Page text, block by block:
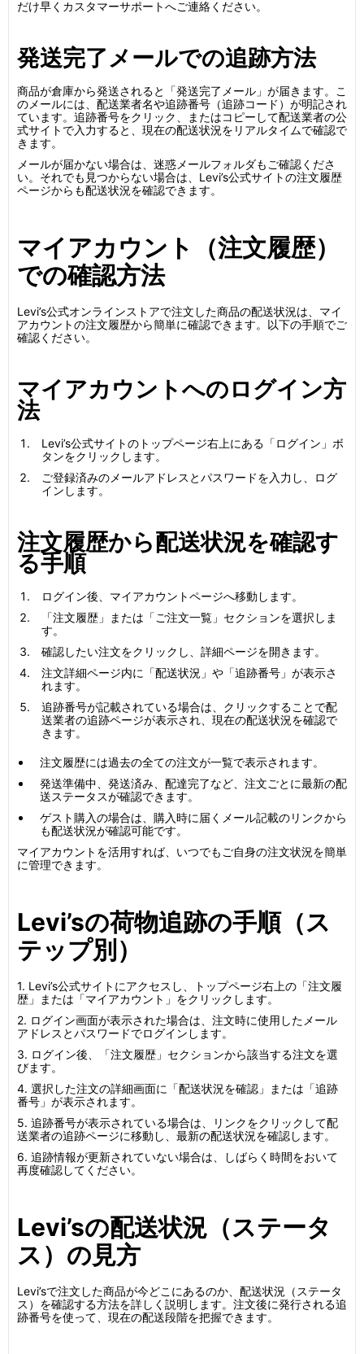
だけ早くカスタマーサポートへご連絡ください。
発送完了メールでの追跡方法
商品が倉庫から発送されると「発送完了メール」が届きます。こ
のメールには、配送業者名や追跡番号（追跡コード）が明記され
ています。追跡番号をクリック、またはコピーして配送業者の公
式サイトで入力すると、現在の配送状況をリアルタイムで確認で
きます。
メールが届かない場合は、迷惑メールフォルダもご確認くださ
い。それでも見つからない場合は、Levi’s公式サイトの注文履歴
ページからも配送状況を確認できます。
マイアカウント（注文履歴）
での確認方法
Levi’s公式オンラインストアで注文した商品の配送状況は、マイ
アカウントの注文履歴から簡単に確認できます。以下の手順でご
確認ください。
マイアカウントへのログイン方
法
Levi’s公式サイトのトップページ右上にある「ログイン」ボ
タンをクリックします。
ご登録済みのメールアドレスとパスワードを入力し、ログ
インします。
注文履歴から配送状況を確認す
る手順
ログイン後、マイアカウントページへ移動します。
「注文履歴」または「ご注文一覧」セクションを選択しま
す。
確認したい注文をクリックし、詳細ページを開きます。
注文詳細ページ内に「配送状況」や「追跡番号」が表示さ
れます。
追跡番号が記載されている場合は、クリックすることで配
送業者の追跡ページが表示され、現在の配送状況を確認で
きます。
注文履歴には過去の全ての注文が一覧で表示されます。
発送準備中、発送済み、配達完了など、注文ごとに最新の配
送ステータスが確認できます。
ゲスト購入の場合は、購入時に届くメール記載のリンクから
も配送状況が確認可能です。
マイアカウントを活用すれば、いつでもご自身の注文状況を簡単
に管理できます。
Levi’sの荷物追跡の手順（ス
テップ別）
1. Levi’s公式サイトにアクセスし、トップページ右上の「注文履
歴」または「マイアカウント」をクリックします。
2. ログイン画面が表示された場合は、注文時に使用したメール
アドレスとパスワードでログインします。
3. ログイン後、「注文履歴」セクションから該当する注文を選
びます。
4. 選択した注文の詳細画面に「配送状況を確認」または「追跡
番号」が表示されます。
5. 追跡番号が表示されている場合は、リンクをクリックして配
送業者の追跡ページに移動し、最新の配送状況を確認します。
6. 追跡情報が更新されていない場合は、しばらく時間をおいて
再度確認してください。
Levi’sの配送状況（ステータ
ス）の見方
Levi’sで注文した商品が今どこにあるのか、配送状況（ステータ
ス）を確認する方法を詳しく説明します。注文後に発行される追
跡番号を使って、現在の配送段階を把握できます。